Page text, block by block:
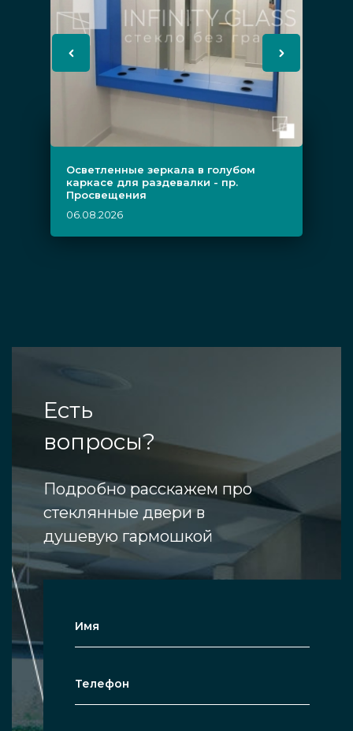
Осветленные зеркала в голубом
каркасе для раздевалки - пр.
Просвещения
06.08.2026
Есть
вопросы?
Подробно расскажем про
стеклянные двери в
душевую гармошкой